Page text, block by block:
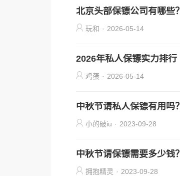
北京头部保镖公司有哪些？
玩和 · 2026-05-14
2026年私人保镖实力排行
鸡蛋 · 2026-05-14
中秋节请私人保镖有用吗？
小的破iu · 2023-09-28
中秋节请保镖需要多少钱？
拥抱精灵 · 2023-09-28